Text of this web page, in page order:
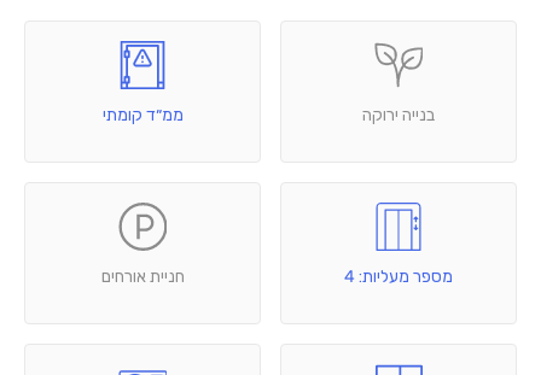
בנייה ירוקה ממ״ד קומתי
מספר מעליות: 4 חניית אורחים